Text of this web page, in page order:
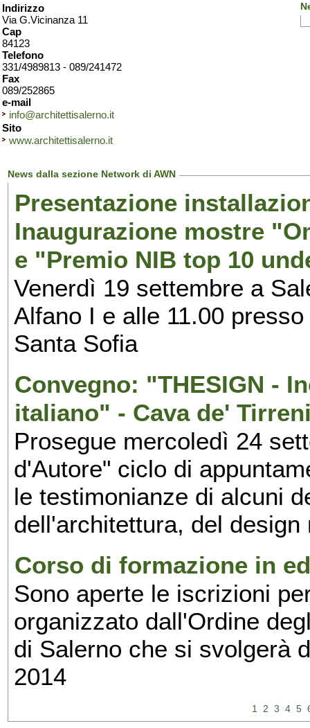
Indirizzo
Via G.Vicinanza 11
Cap
84123
Telefono
331/4989813 - 089/241472
Fax
089/252865
e-mail
info@architettisalerno.it
Sito
www.architettisalerno.it
News dalla sezione Network di AWN
Presentazione
Inaugurazione mostre
e "Premio NIB top 10
Venerdì 19 settembre a
Alfano I e alle 11.00
Santa Sofia
Convegno: "THESIGN -
italiano" - Cava de'
Prosegue mercoledì 24
d'Autore" ciclo di
le testimonianze di alcuni
dell'architettura, del
Corso di formazione in
Sono aperte le iscrizioni
organizzato dall'Ordine
di Salerno che si svolgerà
2014
1 2 3 4 5